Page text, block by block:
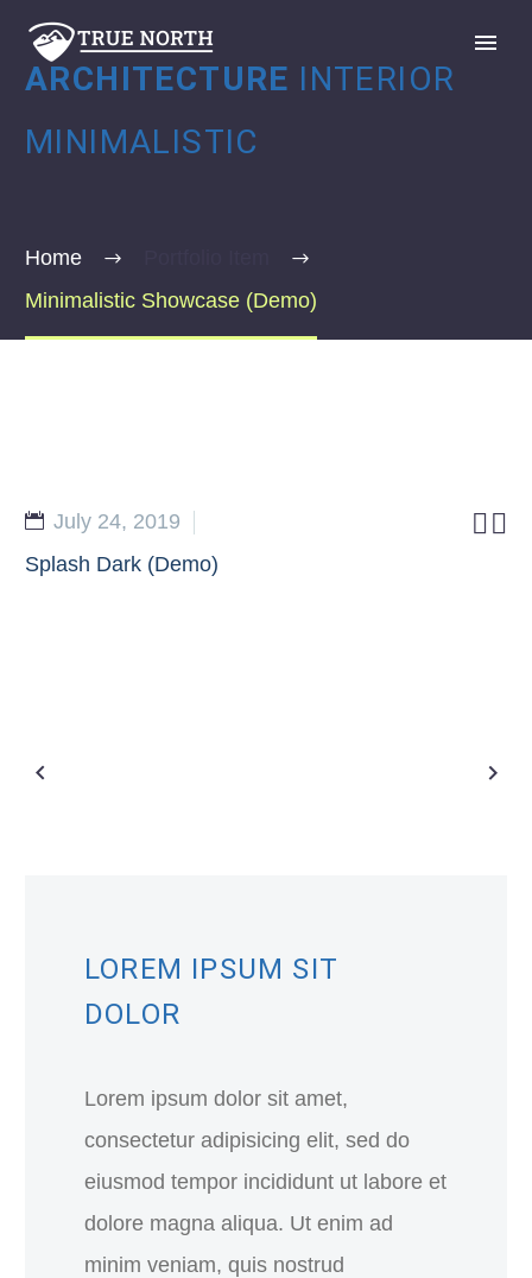
GIVE
ARCHITECTURE INTERIOR
MINIMALISTIC
Home
Minimalistic Showcase (Demo)

July 24, 2019
Splash Dark (Demo)
LOREM IPSUM SIT
DOLOR
Lorem ipsum dolor sit amet,
consectetur adipisicing elit, sed do
eiusmod tempor incididunt ut labore et
dolore magna aliqua. Ut enim ad
minim veniam, quis nostrud